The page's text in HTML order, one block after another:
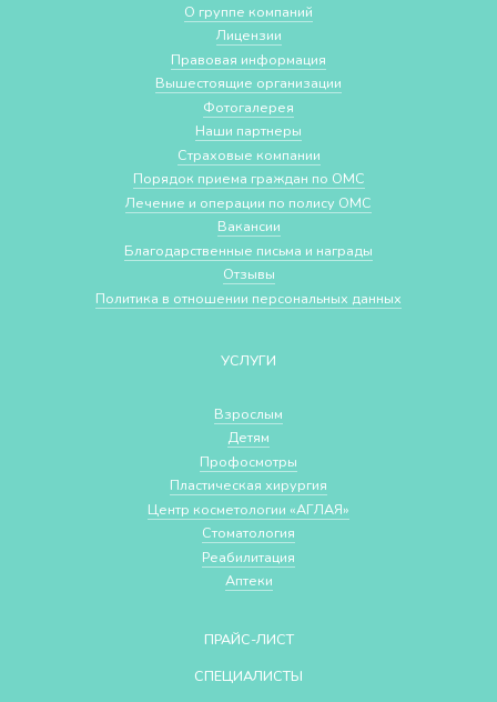
О группе компаний
Лицензии
Правовая информация
Вышестоящие организации
Фотогалерея
Наши партнеры
Страховые компании
Порядок приема граждан по ОМС
Лечение и операции по полису ОМС
Вакансии
Благодарственные письма и награды
Отзывы
Политика в отношении персональных данных
УСЛУГИ
Взрослым
Детям
Профосмотры
Пластическая хирургия
Центр косметологии «АГЛАЯ»
Стоматология
Реабилитация
Аптеки
ПРАЙС-ЛИСТ
СПЕЦИАЛИСТЫ